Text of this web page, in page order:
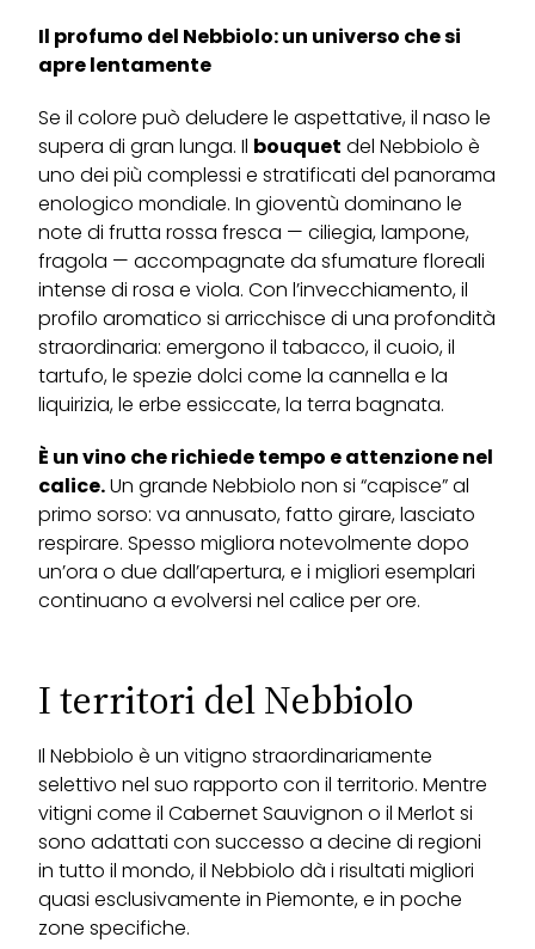
Il profumo del Nebbiolo: un universo che si
apre lentamente
Se il colore può deludere le aspettative, il naso le
supera di gran lunga. Il bouquet del Nebbiolo è
uno dei più complessi e stratificati del panorama
enologico mondiale. In gioventù dominano le
note di frutta rossa fresca — ciliegia, lampone,
fragola — accompagnate da sfumature floreali
intense di rosa e viola. Con l’invecchiamento, il
profilo aromatico si arricchisce di una profondità
straordinaria: emergono il tabacco, il cuoio, il
tartufo, le spezie dolci come la cannella e la
liquirizia, le erbe essiccate, la terra bagnata.
È un vino che richiede tempo e attenzione nel
calice.Un grande Nebbiolo non si “capisce” al
primo sorso: va annusato, fatto girare, lasciato
respirare. Spesso migliora notevolmente dopo
un’ora o due dall’apertura, e i migliori esemplari
continuano a evolversi nel calice per ore.
I territori del Nebbiolo
Il Nebbiolo è un vitigno straordinariamente
selettivo nel suo rapporto con il territorio. Mentre
vitigni come il Cabernet Sauvignon o il Merlot si
sono adattati con successo a decine di regioni
in tutto il mondo, il Nebbiolo dà i risultati migliori
quasi esclusivamente in Piemonte, e in poche
zone specifiche.